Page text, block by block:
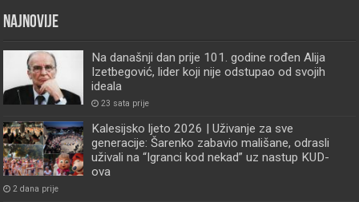
Najnovije
Na današnji dan prije 101. godine rođen Alija
Izetbegović, lider koji nije odstupao od svojih
ideala
23 sata prije
Kalesijsko ljeto 2026 | Uživanje za sve
generacije: Šarenko zabavio mališane, odrasli
uživali na “Igranci kod nekad” uz nastup KUD-
ova
2 dana prije